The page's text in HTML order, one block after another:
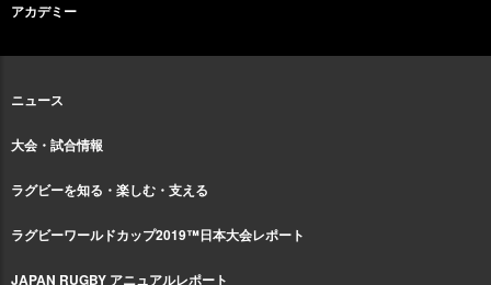
アカデミー
ニュース
大会・試合情報
ラグビーを知る・楽しむ・支える
ラグビーワールドカップ2019™日本大会レポート
JAPAN RUGBY アニュアルレポート